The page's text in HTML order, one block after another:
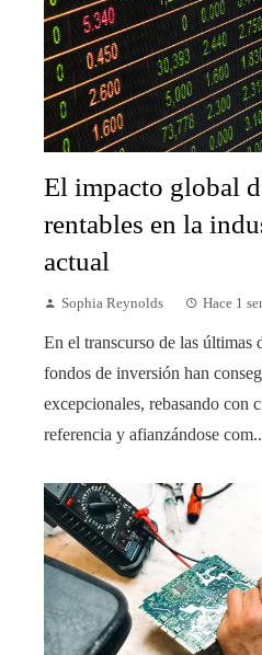
El impacto global
rentables en la
actual
Sophia Reynolds Hace 1
En el transcurso de las últimas
fondos de inversión han
excepcionales, rebasando con
referencia y afianzándose